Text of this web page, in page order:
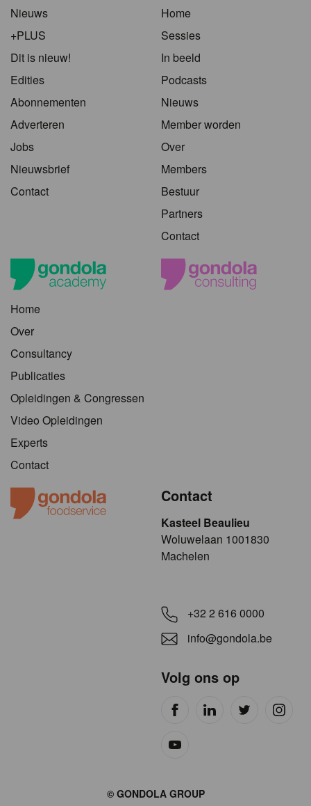
Nieuws
+PLUS
Dit is nieuw!
Edities
Abonnementen
Adverteren
Jobs
Nieuwsbrief
Contact
Home
Sessies
In beeld
Podcasts
Nieuws
Member worden
Over
Members
Bestuur
Partners
Contact
Home
Over
Consultancy
Publicaties
Opleidingen & Congressen
Video Opleidingen
Experts
Contact
Contact
Kasteel Beaulieu
​​​Woluwelaan 1001830
Machelen
+32 2 616 0000
info@gondola.be
Volg ons op
© GONDOLA GROUP